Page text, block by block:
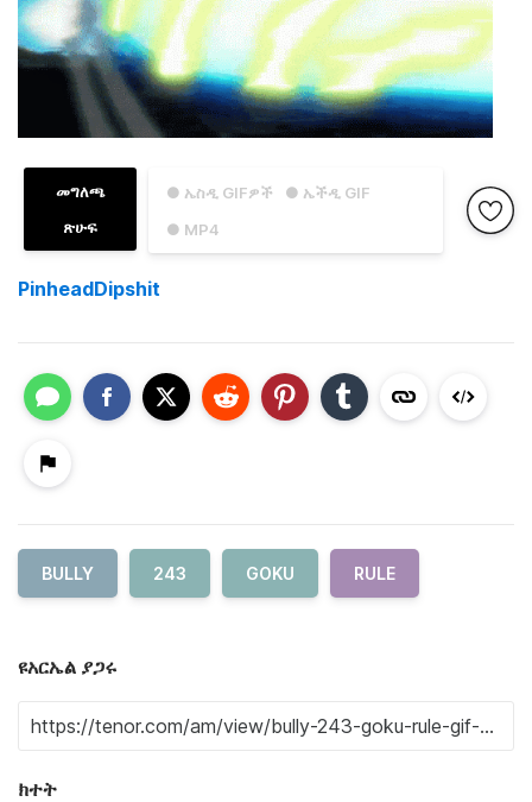
● ኤስዲ GIFዎች
● ኤችዲ GIF
● MP4
መግለጫ
ጽሁፍ
PinheadDipshit
BULLY 243 GOKU RULE
ዩአርኤል ያጋሩ
ክተት